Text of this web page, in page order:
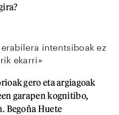
intentsiboak ez
ekarri»
gero eta argiagoak
garapen kognitibo,
Begoña Huete